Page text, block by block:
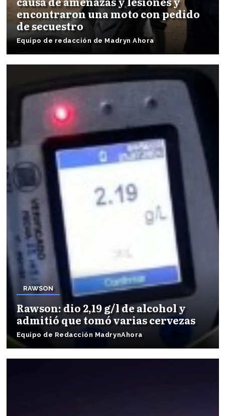
encontraron una moto con pedido
de secuestro
Equipo de redacción de Madryn Ahora
RAWSON
Rawson: dio 2,19 g/l de alcohol y
admitió que tomó varias cervezas
Equipo de Redacción MadrynAhora